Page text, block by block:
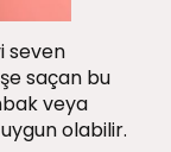
seven
saçan bu
veya
olabilir.